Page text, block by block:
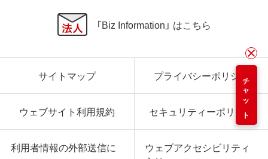
チャット
「Biz Information」 はこちら
サイトマップ プライバシーポリシー
ウェブサイト利用規約 セキュリティーポリシー
利用者情報の外部送信に
ウェブアクセシビリティ